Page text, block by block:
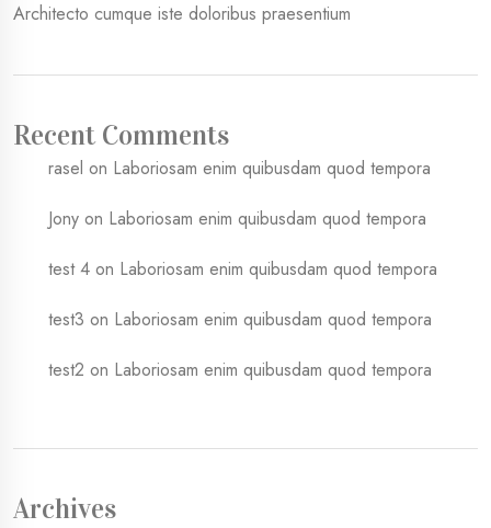
Architecto cumque iste doloribus praesentium
Recent Comments
rasel on Laboriosam enim quibusdam quod tempora
Jony on Laboriosam enim quibusdam quod tempora
test 4 on Laboriosam enim quibusdam quod tempora
test3 on Laboriosam enim quibusdam quod tempora
test2 on Laboriosam enim quibusdam quod tempora
Archives